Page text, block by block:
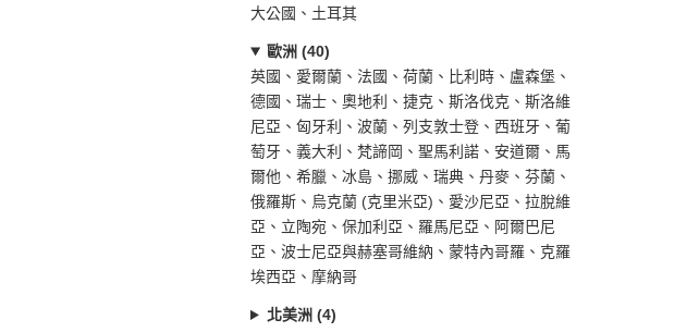
大公國、土耳其
歐洲 (40)
英國、愛爾蘭、法國、荷蘭、比利時、盧森堡、
德國、瑞士、奧地利、捷克、斯洛伐克、斯洛維
尼亞、匈牙利、波蘭、列支敦士登、西班牙、葡
萄牙、義大利、梵諦岡、聖馬利諾、安道爾、馬
爾他、希臘、冰島、挪威、瑞典、丹麥、芬蘭、
俄羅斯、烏克蘭 (克里米亞)、愛沙尼亞、拉脫維
亞、立陶宛、保加利亞、羅馬尼亞、阿爾巴尼
亞、波士尼亞與赫塞哥維納、蒙特內哥羅、克羅
埃西亞、摩納哥
北美洲 (4)